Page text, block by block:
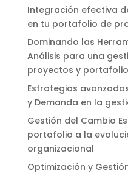
Integración efectiva
en tu portafolio de
Dominando las
Análisis para una
proyectos y
Estrategias
y Demanda en la
Gestión del Cambio
portafolio a la
organizacional
Optimización y